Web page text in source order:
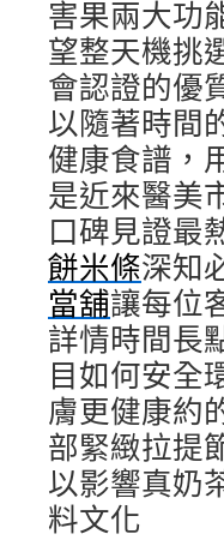
害果兩大功
望整天機挑
會認證的優
以隨著時間
健康食譜，
是近來醫美
口碑見證最
餅米條深知
當舖讓每位
詳情時間長
目如何安全
膚更健康約
部緊緻拉提
以影響真奶
料文化